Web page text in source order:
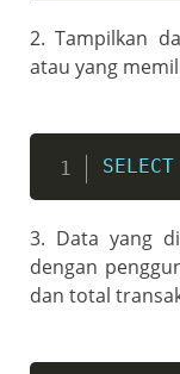
2. Tampilkan
atau yang
SELECT
3. Data yang
dengan
dan total